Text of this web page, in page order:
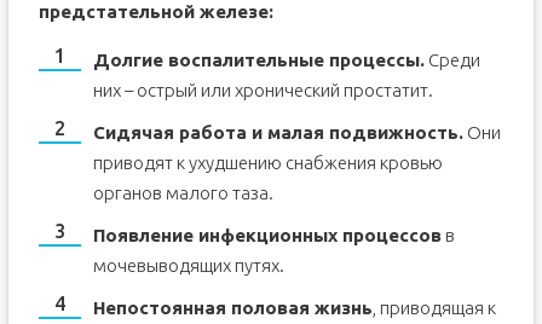
предстательной железе:
Долгие воспалительные процессы.Среди
них – острый или хронический простатит.
Сидячая работа и малая подвижность.Они
приводят к ухудшению снабжения кровью
органов малого таза.
Появление инфекционных процессовв
мочевыводящих путях.
Непостоянная половая жизнь , приводящая к